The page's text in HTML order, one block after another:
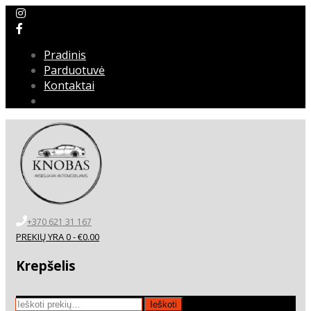
Pradinis
Parduotuvė
Kontaktai
+370 621 31 167
PREKIŲ YRA 0 -€0.00
Krepšelis
Ieškoti: Ieškoti